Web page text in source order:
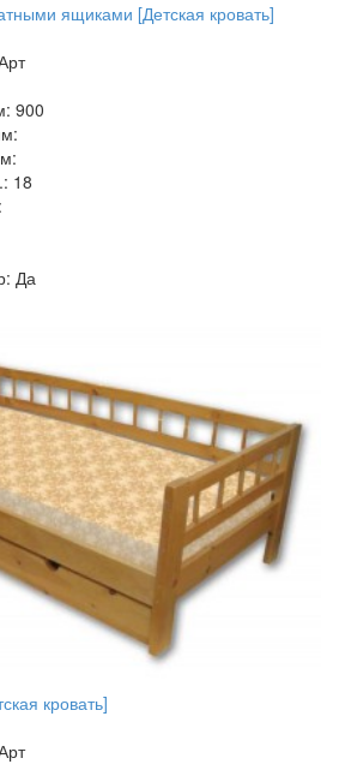
ящиками [Детская кровать]
900
18
Да
кровать]